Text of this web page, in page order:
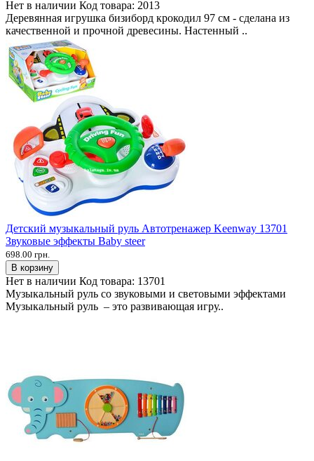
Нет в наличии Код товара: 2013
Деревянная игрушка бизиборд крокодил 97 см - сделана из
качественной и прочной древесины. Настенный ..
Детский музыкальный руль Автотренажер Keenway 13701
Звуковые эффекты Baby steer
698.00 грн.
В корзину
Нет в наличии Код товара: 13701
Музыкальный руль со звуковыми и световыми эффектами
Музыкальный руль – это развивающая игру..